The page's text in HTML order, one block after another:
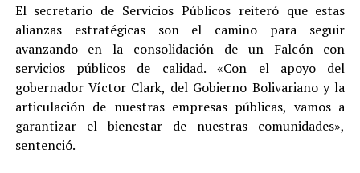
El secretario de Servicios Públicos reiteró que estas
alianzas estratégicas son el camino para seguir
avanzando en la consolidación de un Falcón con
servicios públicos de calidad. «Con el apoyo del
gobernador Víctor Clark, del Gobierno Bolivariano y la
articulación de nuestras empresas públicas, vamos a
garantizar el bienestar de nuestras comunidades»,
sentenció.